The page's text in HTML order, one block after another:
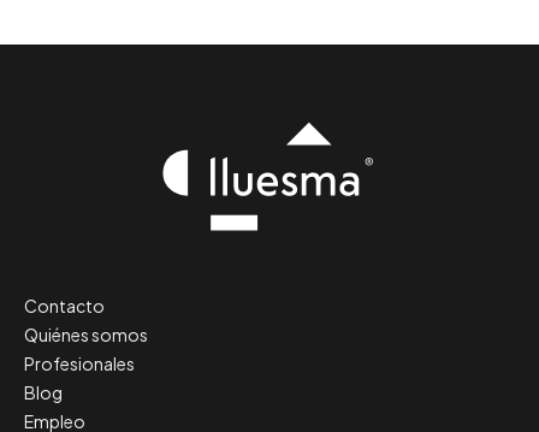
Contacto
Quiénes somos
Profesionales
Blog
Empleo